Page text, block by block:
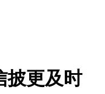
披更及时